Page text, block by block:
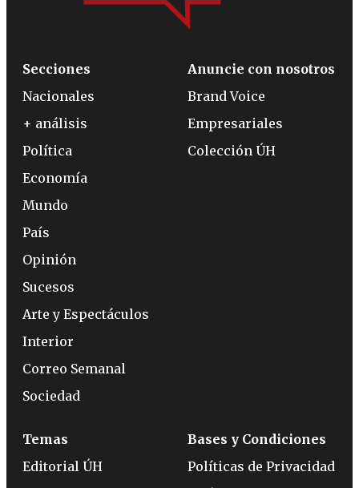
Secciones
Nacionales
+ análisis
Política
Economía
Mundo
País
Opinión
Sucesos
Arte y Espectáculos
Interior
Correo Semanal
Sociedad
Anuncie con nosotros
Brand Voice
Empresariales
Colección ÚH
Temas
Editorial ÚH
Bases y Condiciones
Políticas de Privacidad